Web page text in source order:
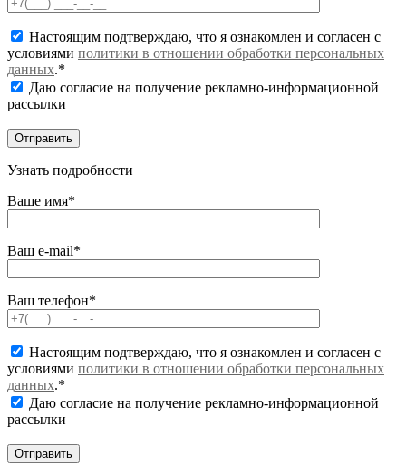
Настоящим подтверждаю, что я ознакомлен и согласен с
условиями политики в отношении обработки персональных
данных.*
Даю согласие на получение рекламно-информационной
рассылки
Узнать подробности
Ваше имя*
Ваш e-mail*
Ваш телефон*
Настоящим подтверждаю, что я ознакомлен и согласен с
условиями политики в отношении обработки персональных
данных.*
Даю согласие на получение рекламно-информационной
рассылки